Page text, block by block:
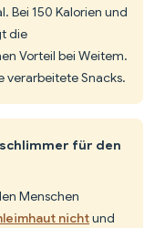
Bei 150 Kalorien und
die
Vorteil bei Weitem.
verarbeitete Snacks.
schlimmer für den
Menschen
nichtund